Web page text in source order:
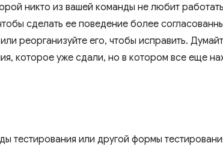
никто из вашей команды не любит
сделать ее поведение более
реорганизуйте его, чтобы исправить.
которое уже сдали, но в котором все еще
тестирования или другой формы